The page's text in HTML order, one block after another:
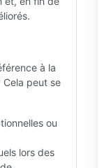
à la
peut se
ou
lors des